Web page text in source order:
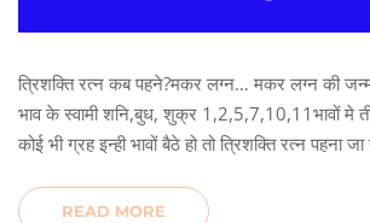
त्रिशक्ति रत्न कब पहने?मकर लग्न… मकर लग्न की
भाव के स्वामी शनि,बुध, शुक्र 1,2,5,7,10,11भावों मे
कोई भी ग्रह इन्ही भावों बैठे हो तो त्रिशक्ति रत्न पहना
READ MORE